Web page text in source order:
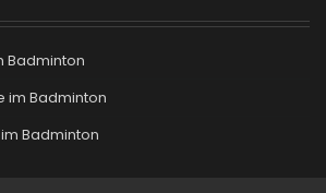
Badminton
im Badminton
Badminton